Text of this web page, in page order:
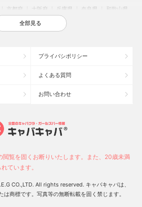
話する
スタッフ
キャスト
京都府 大阪府 兵庫県 奈良県 和歌山県
島根県 岡山県 広島県
沖縄県
キャバクラ
六本木のキャバクラ
（西口）のキャバクラ
全部見る
プライバシポリシー
よくある質問
お問い合わせ
閲覧を固くお断りいたします。また、20歳未満
ています。
CO.,LTD. All rights reserved. キャバキャバは、
は商標です。写真等の無断転載を固く禁じます。